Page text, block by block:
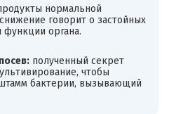
нормальной
говорит о застойных
органа.
полученный секрет
чтобы
бактерии, вызывающий